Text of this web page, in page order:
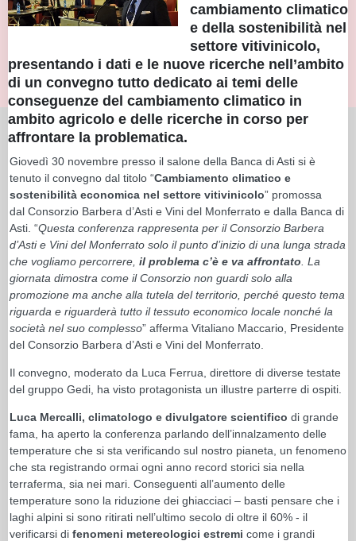
cambiamento climatico
e della sostenibilità nel
settore vitivinicolo,
presentando i dati e le nuove ricerche nell’ambito
di un convegno tutto dedicato ai temi delle
conseguenze del cambiamento climatico in
ambito agricolo e delle ricerche in corso per
affrontare la problematica.
Giovedì 30 novembre presso il salone della Banca di Asti si è
tenuto il convegno dal titolo “Cambiamento climatico e
sostenibilità economica nel settore vitivinicolo” promossa
dal Consorzio Barbera d’Asti e Vini del Monferrato e dalla Banca di
Asti. “Questa conferenza rappresenta per il Consorzio Barbera
d’Asti e Vini del Monferrato solo il punto d’inizio di una lunga strada
che vogliamo percorrere, il problema c’è e va affrontato . La
giornata dimostra come il Consorzio non guardi solo alla
promozione ma anche alla tutela del territorio, perché questo tema
riguarda e riguarderà tutto il tessuto economico locale nonché la
società nel suo complesso” afferma Vitaliano Maccario, Presidente
del Consorzio Barbera d’Asti e Vini del Monferrato.
Il convegno, moderato da Luca Ferrua, direttore di diverse testate
del gruppo Gedi, ha visto protagonista un illustre parterre di ospiti.
Luca Mercalli, climatologo e divulgatore scientifico di grande
fama, ha aperto la conferenza parlando dell’innalzamento delle
temperature che si sta verificando sul nostro pianeta, un fenomeno
che sta registrando ormai ogni anno record storici sia nella
terraferma, sia nei mari. Conseguenti all’aumento delle
temperature sono la riduzione dei ghiacciaci – basti pensare che i
laghi alpini si sono ritirati nell’ultimo secolo di oltre il 60% - il
verificarsi di fenomeni metereologici estremi come i grandi